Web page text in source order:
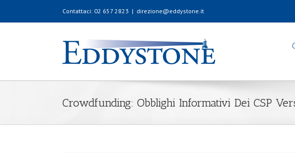
Contattaci: 02 657 2823 | direzione@eddystone.it
Crowdfunding: Obblighi Informativi Dei CSP